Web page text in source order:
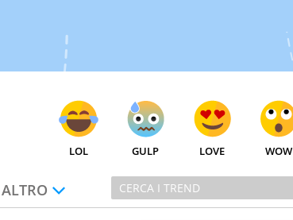
LOL GULP LOVE WOW
ALTRO